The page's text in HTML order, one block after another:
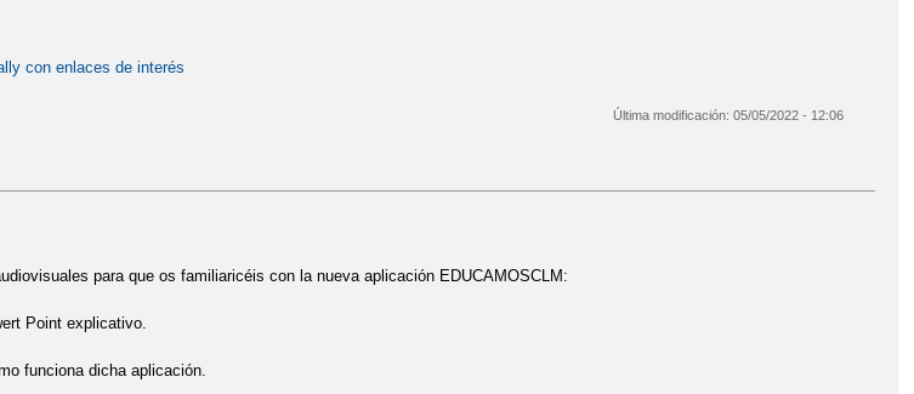
con enlaces de interés
Última modificación: 05/05/2022 - 12:06
para que os familiaricéis con la nueva aplicación EDUCAMOSCLM:
Point explicativo.
funciona dicha aplicación.